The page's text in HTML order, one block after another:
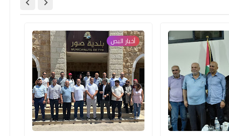
أخبار ‏البص
Www.albuss.net
13 يناير 2022